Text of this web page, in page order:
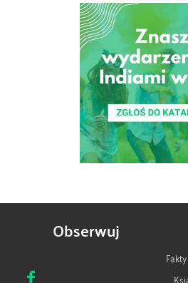
Obserwuj
Fakty